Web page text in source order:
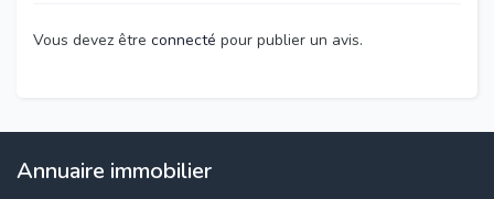
Vous devez être connecté pour publier un avis.
Annuaire immobilier